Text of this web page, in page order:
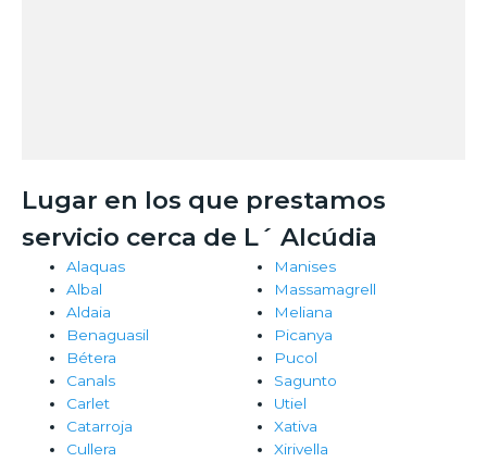
Lugar en los que prestamos
servicio cerca de L´ Alcúdia
Alaquas
Albal
Aldaia
Benaguasil
Bétera
Canals
Carlet
Catarroja
Cullera
Manises
Massamagrell
Meliana
Picanya
Pucol
Sagunto
Utiel
Xativa
Xirivella